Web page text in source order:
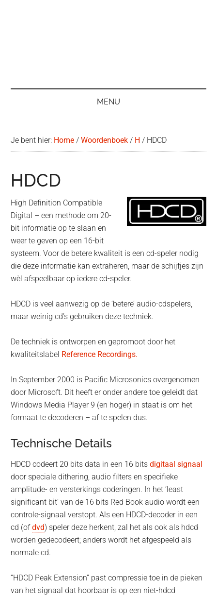
MENU
Je bent hier: Home / Woordenboek / H / HDCD
HDCD
High Definition Compatible
Digital – een methode om 20-
bit informatie op te slaan en
weer te geven op een 16-bit
systeem. Voor de betere kwaliteit is een cd-speler nodig
die deze informatie kan extraheren, maar de schijfjes zijn
wèl afspeelbaar op iedere cd-speler.
HDCD is veel aanwezig op de ‘betere’ audio-cdspelers,
maar weinig cd’s gebruiken deze techniek.
De techniek is ontworpen en gepromoot door het
kwaliteitslabel Reference Recordings.
In September 2000 is Pacific Microsonics overgenomen
door Microsoft. Dit heeft er onder andere toe geleidt dat
Windows Media Player 9 (en hoger) in staat is om het
formaat te decoderen – af te spelen dus.
Technische Details
HDCD codeert 20 bits data in een 16 bitsdigitaal signaal
door speciale dithering, audio filters en specifieke
amplitude- en versterkings coderingen. In het ‘least
significant bit’ van de 16 bits Red Book audio wordt een
controle-signaal verstopt. Als een HDCD-decoder in een
cd (ofdvd) speler deze herkent, zal het als ook als hdcd
worden gedecodeert; anders wordt het afgespeeld als
normale cd.
“HDCD Peak Extension” past compressie toe in de pieken
van het signaal dat hoorbaar is op een niet-hdcd